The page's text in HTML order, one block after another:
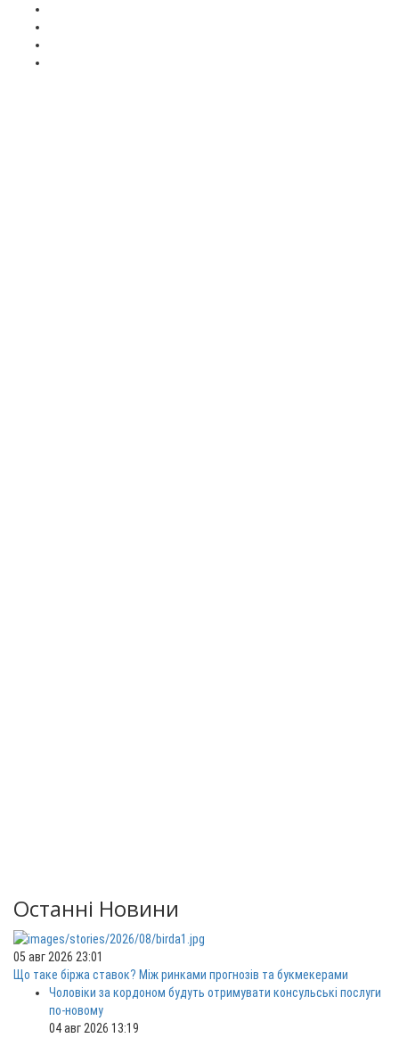
Останні Новини
05 авг 2026 23:01
Що таке біржа ставок? Між ринками прогнозів та букмекерами
Чоловіки за кордоном будуть отримувати консульські послуги
по-новому
04 авг 2026 13:19